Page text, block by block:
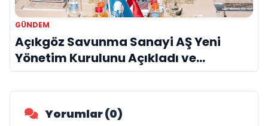
GÜNDEM
Açıkgöz Savunma Sanayi AŞ Yeni
Yönetim Kurulunu Açıkladı ve
Savunma Sanayinde Küresel Vizyon
Vurgusu
Yorumlar (0)